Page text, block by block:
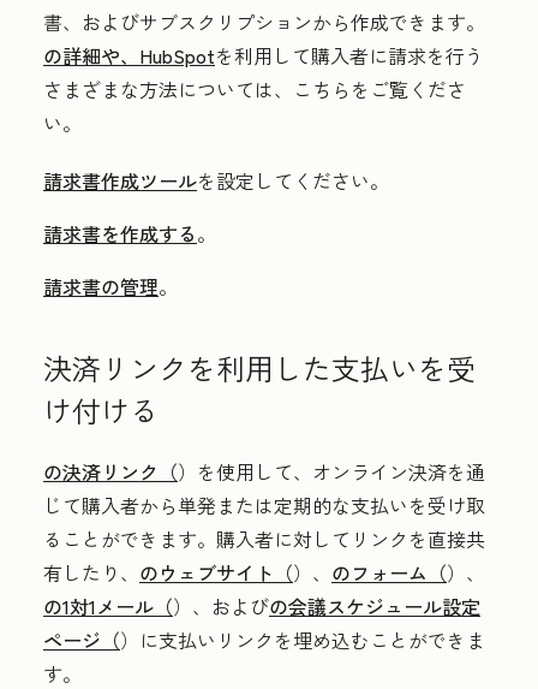
書、およびサブスクリプションから作成できます。
の詳細や、HubSpotを利用して購入者に請求を行う
さまざまな方法については、こちらをご覧くださ
い。
請求書作成ツールを設定してください。
請求書を作成する。
請求書の管理。
決済リンクを利用した支払いを受
け付ける
の決済リンク（）を使用して、オンライン決済を通
じて購入者から単発または定期的な支払いを受け取
ることができます。購入者に対してリンクを直接共
有したり、 のウェブサイト（）、 のフォーム（）、
の1対1メール（）、およびの会議スケジュール設定
ページ（）に支払いリンクを埋め込むことができま
す。